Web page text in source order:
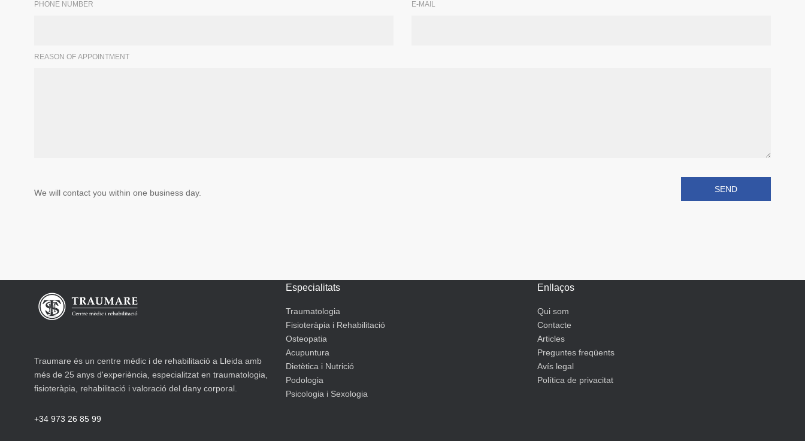
PHONE NUMBER E-MAIL
REASON OF APPOINTMENT
We will contact you within one business day.
Traumare és un centre mèdic i de rehabilitació a Lleida amb
més de 25 anys d'experiència, especialitzat en traumatologia,
fisioteràpia, rehabilitació i valoració del dany corporal.
+34 973 26 85 99
Especialitats
Traumatologia
Fisioteràpia i Rehabilitació
Osteopatia
Acupuntura
Dietètica i Nutrició
Podologia
Psicologia i Sexologia
Enllaços
Qui som
Contacte
Articles
Preguntes freqüents
Avís legal
Política de privacitat